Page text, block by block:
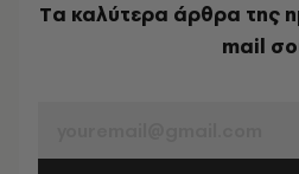
Tα καλύτερα άρθρα της
mail